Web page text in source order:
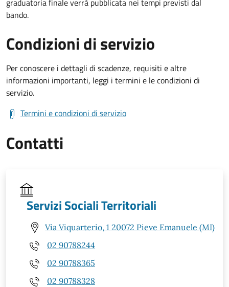
bando.
Condizioni di servizio
Per conoscere i dettagli di scadenze, requisiti e altre
informazioni importanti, leggi i termini e le condizioni di
servizio.
Termini e condizioni di servizio
Contatti
Servizi Sociali Territoriali
Via Viquarterio, 1 20072 Pieve Emanuele (MI)
02 90788244
02 90788365
02 90788328